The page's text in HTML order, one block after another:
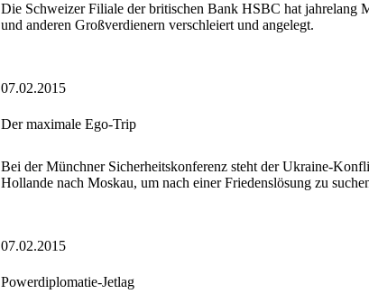
Die Schweizer Filiale der britischen Bank HSBC hat jahrelang
und anderen Großverdienern verschleiert und angelegt.
07.02.2015
Der maximale Ego-Trip
Bei der Münchner Sicherheitskonferenz steht der Ukraine-
Hollande nach Moskau, um nach einer Friedenslösung zu
07.02.2015
Powerdiplomatie-Jetlag